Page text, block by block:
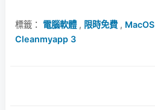
標籤： 電腦軟體, 限時免費 , MacOS
Cleanmyapp 3